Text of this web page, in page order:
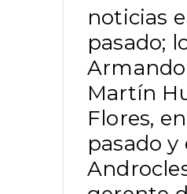
noticias
pasado;
Armando
Martín
Flores,
pasado